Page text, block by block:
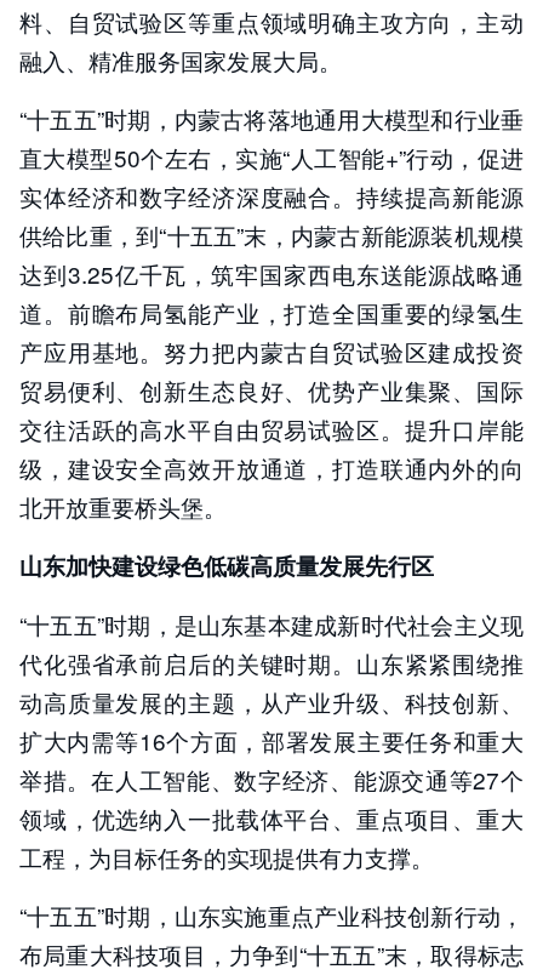
料、自贸试验区等重点领域明确主攻方向，主动
融入、精准服务国家发展大局。
“十五五”时期，内蒙古将落地通用大模型和行业垂
直大模型50个左右，实施“人工智能+”行动，促进
实体经济和数字经济深度融合。持续提高新能源
供给比重，到“十五五”末，内蒙古新能源装机规模
达到3.25亿千瓦，筑牢国家西电东送能源战略通
道。前瞻布局氢能产业，打造全国重要的绿氢生
产应用基地。努力把内蒙古自贸试验区建成投资
贸易便利、创新生态良好、优势产业集聚、国际
交往活跃的高水平自由贸易试验区。提升口岸能
级，建设安全高效开放通道，打造联通内外的向
北开放重要桥头堡。
山东加快建设绿色低碳高质量发展先行区
“十五五”时期，是山东基本建成新时代社会主义现
代化强省承前启后的关键时期。山东紧紧围绕推
动高质量发展的主题，从产业升级、科技创新、
扩大内需等16个方面，部署发展主要任务和重大
举措。在人工智能、数字经济、能源交通等27个
领域，优选纳入一批载体平台、重点项目、重大
工程，为目标任务的实现提供有力支撑。
“十五五”时期，山东实施重点产业科技创新行动，
布局重大科技项目，力争到“十五五”末，取得标志